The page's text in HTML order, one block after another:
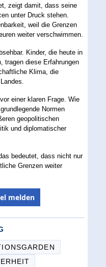
zeigt damit, dass seine
unter Druck stehen.
weil die Grenzen
weiter verschwimmen.
Kinder, die heute in
tragen diese Erfahrungen
Klima, die
einer klaren Frage. Wie
Normen
geopolitischen
und diplomatischer
bedeutet, dass nicht nur
Grenzen weiter
melden